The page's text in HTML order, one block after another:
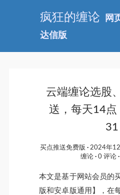
疯狂的缠论 网
达信版
云端缠论选股
送，每天14
31
买点推送免费版 2024年
缠论
0 评论
本文是基于网站会员的
版和安卓版通用】，在